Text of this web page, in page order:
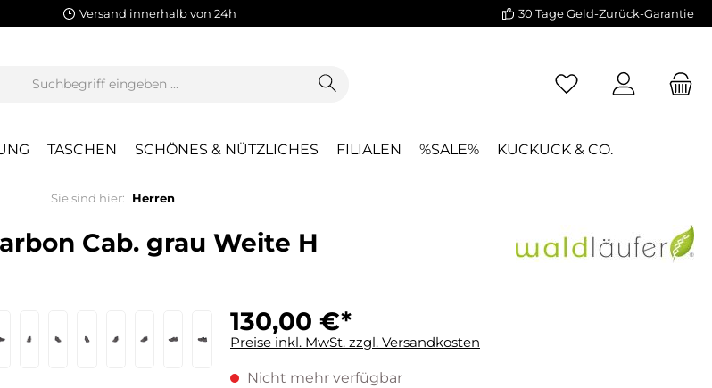
Versand innerhalb von 24h 30 Tage Geld-Zurück-Garantie
TASCHEN SCHÖNES & NÜTZLICHES FILIALEN %SALE% KUCKUCK & CO.
Sie sind hier: Herren
Cab. grau Weite H
130,00 €*
Preise inkl. MwSt. zzgl. Versandkosten
Nicht mehr verfügbar